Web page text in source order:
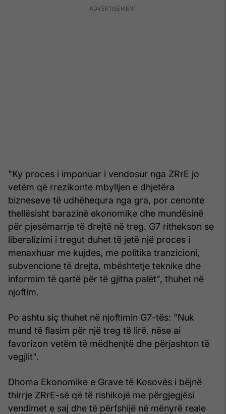
"Ky proces i imponuar i vendosur nga ZRrE jo
vetëm që rrezikonte mbylljen e dhjetëra
bizneseve të udhëhequra nga gra, por cenonte
thellësisht barazinë ekonomike dhe mundësinë
për pjesëmarrje të drejtë në treg. G7 rithekson se
liberalizimi i tregut duhet të jetë një proces i
menaxhuar me kujdes, me politika tranzicioni,
subvencione të drejta, mbështetje teknike dhe
informim të qartë për të gjitha palët", thuhet në
njoftim.
Po ashtu siç thuhet në njoftimin G7-tës: "Nuk
mund të flasim për një treg të lirë, nëse ai
favorizon vetëm të mëdhenjtë dhe përjashton të
vegjlit".
Dhoma Ekonomike e Grave të Kosovës i bëjnë
thirrje ZRrE-së që të rishikojë me përgjegjësi
vendimet e saj dhe të përfshijë në mënyrë reale